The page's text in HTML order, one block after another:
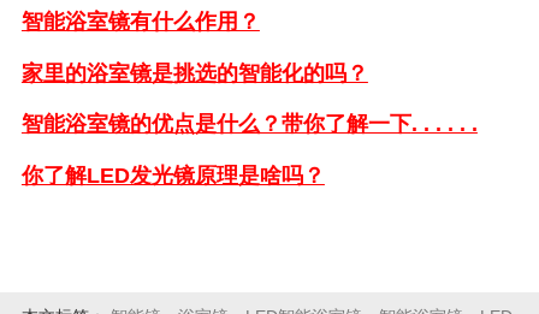
智能浴室镜有什么作用？
家里的浴室镜是挑选的智能化的吗？
智能浴室镜的优点是什么？带你了解一下. . . . . .
你了解LED发光镜原理是啥吗？